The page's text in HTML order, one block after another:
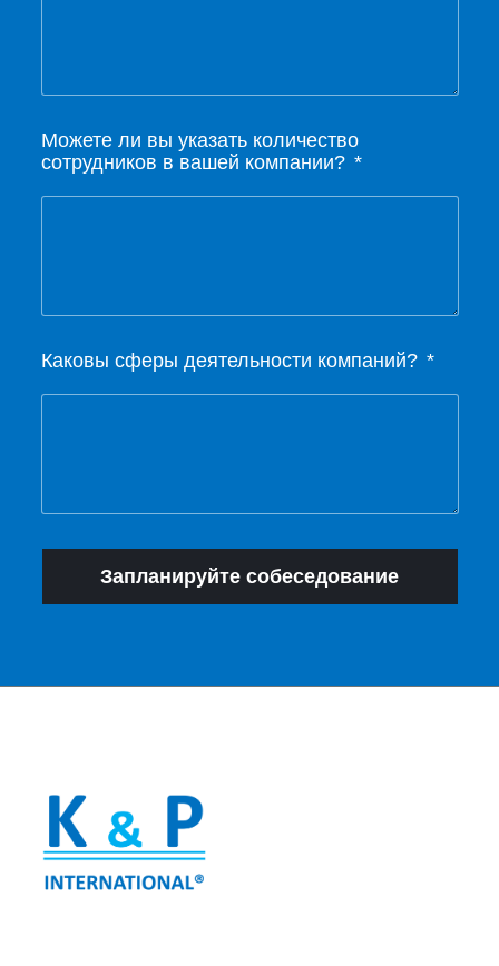
Можете ли вы указать количество
сотрудников в вашей компании?
Каковы сферы деятельности компаний?
Запланируйте собеседование